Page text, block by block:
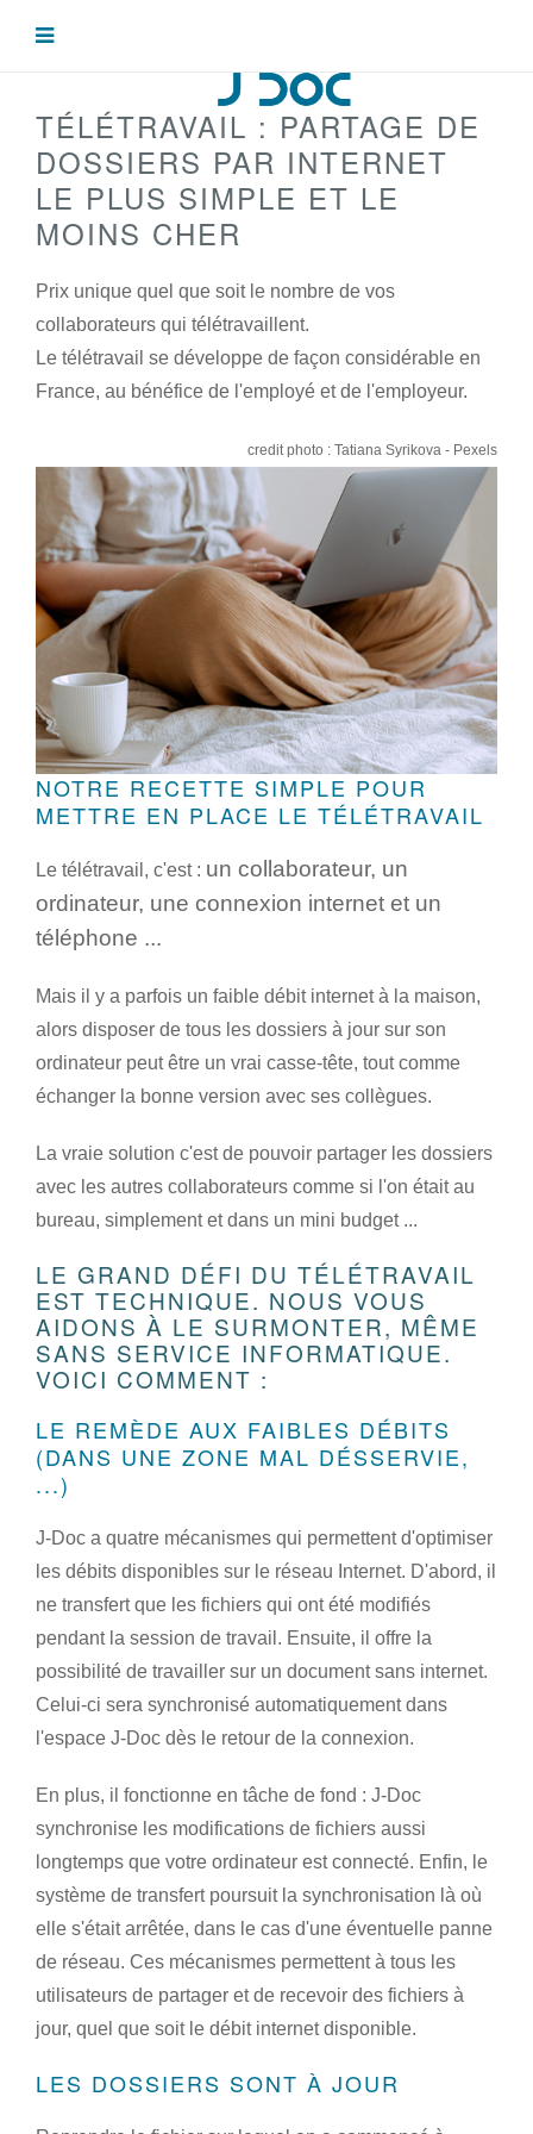
TÉLÉTRAVAIL : PARTAGE DE
DOSSIERS PAR INTERNET
LE PLUS SIMPLE ET LE
MOINS CHER
Prix unique quel que soit le nombre de vos
collaborateurs qui télétravaillent.
Le télétravail se développe de façon considérable en
France, au bénéfice de l'employé et de l'employeur.
credit photo : Tatiana Syrikova - Pexels
NOTRE RECETTE SIMPLE POUR
METTRE EN PLACE LE TÉLÉTRAVAIL
Le télétravail, c'est : un collaborateur, un
ordinateur, une connexion internet et un
téléphone ...
Mais il y a parfois un faible débit internet à la maison,
alors disposer de tous les dossiers à jour sur son
ordinateur peut être un vrai casse-tête, tout comme
échanger la bonne version avec ses collègues.
La vraie solution c'est de pouvoir partager les dossiers
avec les autres collaborateurs comme si l'on était au
bureau, simplement et dans un mini budget ...
LE GRAND DÉFI DU TÉLÉTRAVAIL
EST TECHNIQUE. NOUS VOUS
AIDONS À LE SURMONTER, MÊME
SANS SERVICE INFORMATIQUE.
VOICI COMMENT :
LE REMÈDE AUX FAIBLES DÉBITS
(DANS UNE ZONE MAL DÉSSERVIE,
...)
J-Doc a quatre mécanismes qui permettent d'optimiser
les débits disponibles sur le réseau Internet. D'abord, il
ne transfert que les fichiers qui ont été modifiés
pendant la session de travail. Ensuite, il offre la
possibilité de travailler sur un document sans internet.
Celui-ci sera synchronisé automatiquement dans
l'espace J-Doc dès le retour de la connexion.
En plus, il fonctionne en tâche de fond : J-Doc
synchronise les modifications de fichiers aussi
longtemps que votre ordinateur est connecté. Enfin, le
système de transfert poursuit la synchronisation là où
elle s'était arrêtée, dans le cas d'une éventuelle panne
de réseau. Ces mécanismes permettent à tous les
utilisateurs de partager et de recevoir des fichiers à
jour, quel que soit le débit internet disponible.
LES DOSSIERS SONT À JOUR